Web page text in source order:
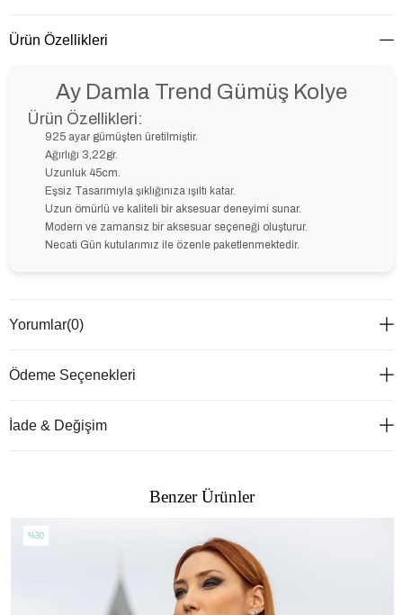
Ürün Özellikleri
Ay Damla Trend Gümüş Kolye
Ürün Özellikleri:
925 ayar gümüşten üretilmiştir.
Ağırlığı 3,22gr.
Uzunluk 45cm.
Eşsiz Tasarımıyla şıklığınıza ışıltı katar.
Uzun ömürlü ve kaliteli bir aksesuar deneyimi sunar.
Modern ve zamansız bir aksesuar seçeneği oluşturur.
Necati Gün kutularımız ile özenle paketlenmektedir.
Yorumlar(0)
Ödeme Seçenekleri
İade & Değişim
Benzer Ürünler
%30